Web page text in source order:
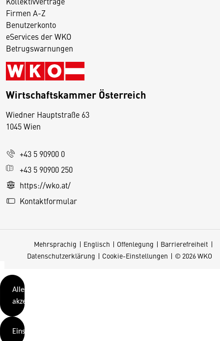
Firmen A-Z
Benutzerkonto
eServices der WKO
Betrugswarnungen
Wirtschaftskammer Österreich
Wiedner Hauptstraße 63
1045 Wien
+43 5 90900 0
+43 5 90900 250
https://wko.at/
Kontaktformular
Mehrsprachig Englisch Offenlegung
Barrierefreiheit
Datenschutzerklärung
Cookie-Einstellungen © 2026 WKO
D
s
e
S
e
w
d
Alle
akzeptieren
Einstellungen